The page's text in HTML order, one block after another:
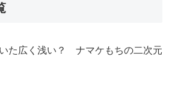
た広く浅い？ ナマケもちの二次元